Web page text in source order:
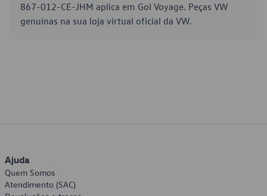
867-012-CE-JHM aplica em Gol Voyage. Peças VW
genuínas na sua loja virtual oficial da VW.
Ajuda
Quem Somos
Atendimento (SAC)